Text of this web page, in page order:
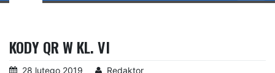
KODY QR W KL. VI
28 lutego 2019 Redaktor